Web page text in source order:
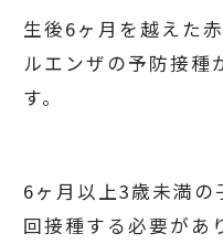
生後6ヶ月を越えた
ルエンザの予防接種
す。
6ヶ月以上3歳未満
回接種する必要があ